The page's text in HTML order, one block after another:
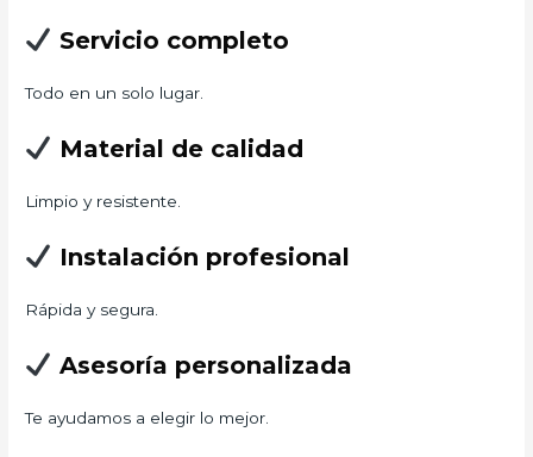
Servicio completo
Todo en un solo lugar.
Material de calidad
Limpio y resistente.
Instalación profesional
Rápida y segura.
Asesoría personalizada
Te ayudamos a elegir lo mejor.